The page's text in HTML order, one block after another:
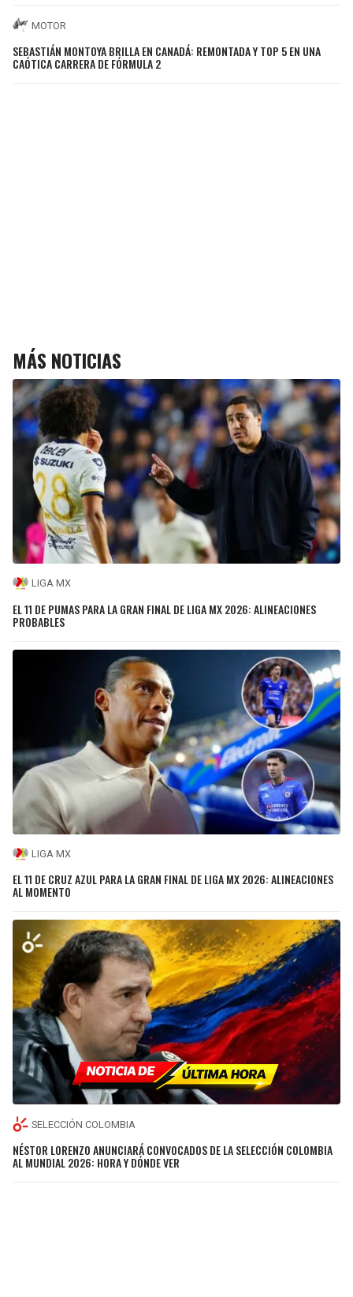
MOTOR
SEBASTIÁN MONTOYA BRILLA EN CANADÁ: REMONTADA Y TOP 5 EN UNA
CAÓTICA CARRERA DE FÓRMULA 2
MÁS NOTICIAS
LIGA MX
EL 11 DE PUMAS PARA LA GRAN FINAL DE LIGA MX 2026: ALINEACIONES
PROBABLES
LIGA MX
EL 11 DE CRUZ AZUL PARA LA GRAN FINAL DE LIGA MX 2026: ALINEACIONES
AL MOMENTO
SELECCIÓN COLOMBIA
NÉSTOR LORENZO ANUNCIARÁ CONVOCADOS DE LA SELECCIÓN COLOMBIA
AL MUNDIAL 2026: HORA Y DÓNDE VER